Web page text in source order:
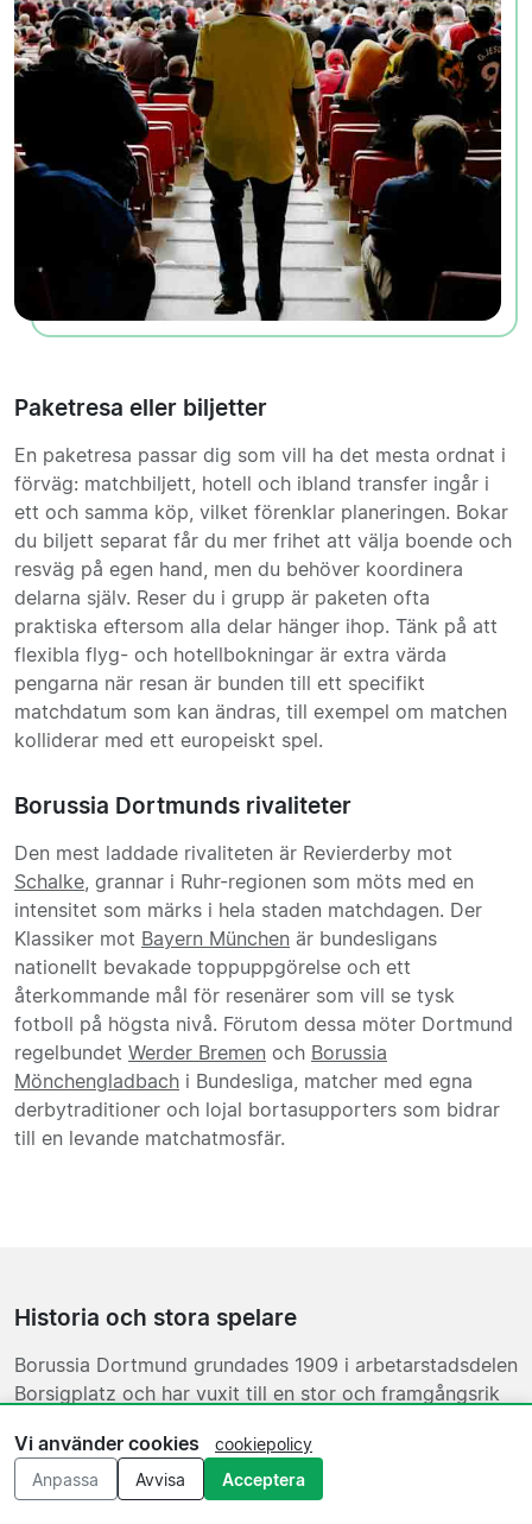
Paketresa eller biljetter
En paketresa passar dig som vill ha det mesta ordnat i
förväg: matchbiljett, hotell och ibland transfer ingår i
ett och samma köp, vilket förenklar planeringen. Bokar
du biljett separat får du mer frihet att välja boende och
resväg på egen hand, men du behöver koordinera
delarna själv. Reser du i grupp är paketen ofta
praktiska eftersom alla delar hänger ihop. Tänk på att
flexibla flyg- och hotellbokningar är extra värda
pengarna när resan är bunden till ett specifikt
matchdatum som kan ändras, till exempel om matchen
kolliderar med ett europeiskt spel.
Borussia Dortmunds rivaliteter
Den mest laddade rivaliteten är Revierderby mot
Schalke , grannar i Ruhr-regionen som möts med en
intensitet som märks i hela staden matchdagen. Der
Klassiker mot Bayern München är bundesligans
nationellt bevakade toppuppgörelse och ett
återkommande mål för resenärer som vill se tysk
fotboll på högsta nivå. Förutom dessa möter Dortmund
regelbundet Werder Bremen och Borussia
Mönchengladbach i Bundesliga, matcher med egna
derbytraditioner och lojal bortasupporters som bidrar
till en levande matchatmosfär.
Historia och stora spelare
Borussia Dortmund grundades 1909 i arbetarstadsdelen
Borsigplatz och har vuxit till en stor och framgångsrik
tillfällen och tog hem UEFA Champions League 1997
under Ottmar Hitzfelds ledning. Under tidigt 2010-tal
byggde tränare Jürgen Klopp ett lag som dominerade
Vi använder cookies
cookiepolicy
Anpassa
Avvisa Acceptera